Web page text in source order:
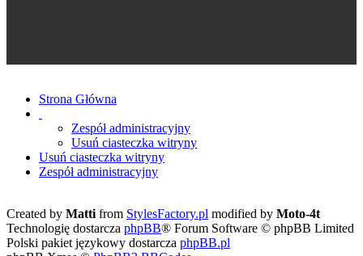
Strona Główna
Zespół administracyjny
Usuń ciasteczka witryny
Usuń ciasteczka witryny
Zespół administracyjny
Created by Matti from StylesFactory.pl modified by Moto-4t
Technologię dostarcza phpBB® Forum Software © phpBB Limited
Polski pakiet językowy dostarcza phpBB.pl